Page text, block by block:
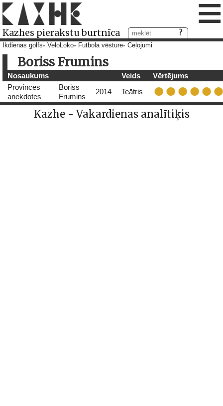
Kazhes pierakstu burtnīca ≡
Ikdienas golfs VeloLoko Futbola vēsture Ceļojumi
Boriss Frumins
Nosaukums Veids
Vērtējums
Provinces
anekdotes
Boriss
Frumins
2014 Teātris
Kazhe - Vakardienas analītiķis